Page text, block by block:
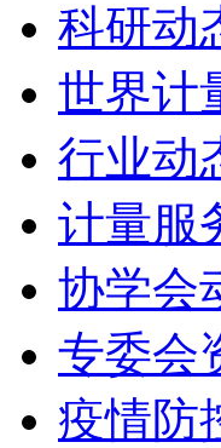
科研动
世界计
行业动
计量服
协学会
专委会
疫情防